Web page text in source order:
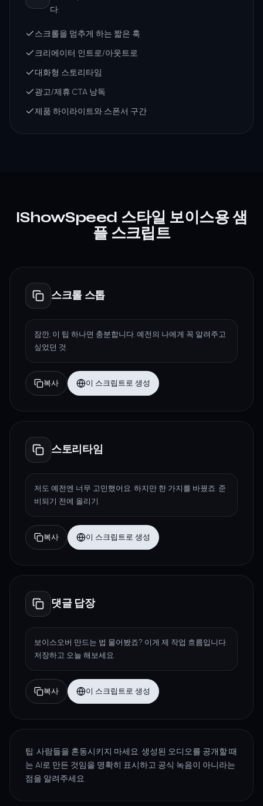
다:
스크롤을 멈추게 하는 짧은 훅
크리에이터 인트로/아웃트로
대화형 스토리타임
광고/제휴 CTA 낭독
제품 하이라이트와 스폰서 구간
IShowSpeed 스타일 보이스용 샘
플 스크립트
스크롤 스톱
잠깐, 이 팁 하나면 충분합니다. 예전의 나에게 꼭 알려주고
싶었던 것.
복사 이 스크립트로 생성
스토리타임
저도 예전엔 너무 고민했어요. 하지만 한 가지를 바꿨죠. 준
비되기 전에 올리기.
복사 이 스크립트로 생성
댓글 답장
보이스오버 만드는 법 물어봤죠? 이게 제 작업 흐름입니다.
저장하고 오늘 해보세요.
복사 이 스크립트로 생성
팁: 사람들을 혼동시키지 마세요. 생성된 오디오를 공개할 때
는 AI로 만든 것임을 명확히 표시하고 공식 녹음이 아니라는
점을 알려주세요.